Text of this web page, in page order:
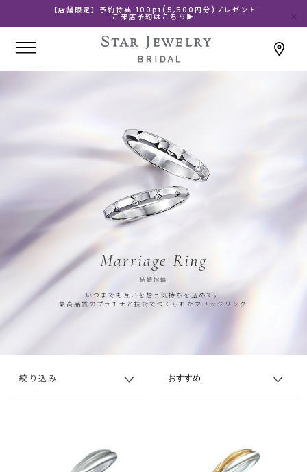
【店舗限定】予約特典 100pt(5,500円分)プレゼント
ご来店予約はこちら▶
Marriage Ring
結婚指輪
いつまでも互いを想う気持ちを込めて。
最高品質のプラチナと技術でつくられたマリッジリング
絞り込み